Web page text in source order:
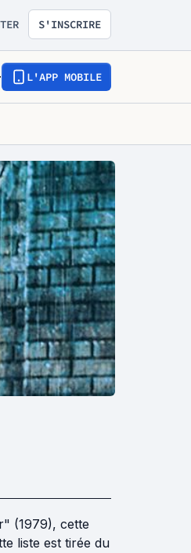
S'INSCRIRE
L'APP MOBILE
(1979), cette
liste est tirée du